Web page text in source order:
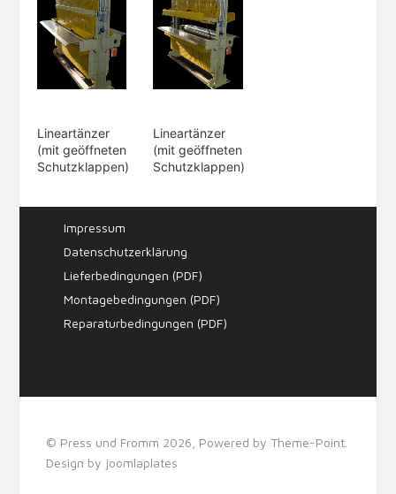
Lineartänzer
(mit geöffneten
Schutzklappen)
Lineartänzer
(mit geöffneten
Schutzklappen)
Impressum
Datenschutzerklärung
Lieferbedingungen (PDF)
Montagebedingungen (PDF)
Reparaturbedingungen (PDF)
© Press und Fromm 2026, Powered by Theme-Point
Design by joomlaplates